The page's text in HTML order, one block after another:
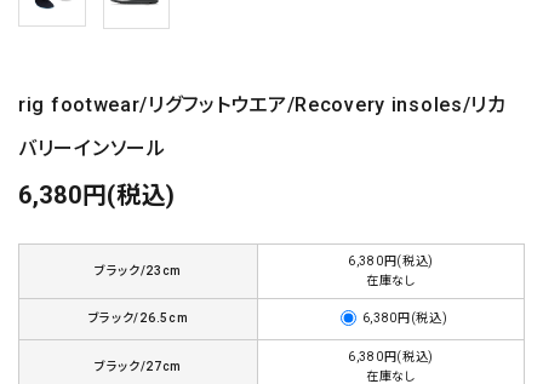
rig footwear/リグフットウエア/Recovery insoles/リカ
バリーインソール
6,380円(税込)
ブラック/23cm
6,380円(税込)
在庫なし
ブラック/26.5cm 6,380円(税込)
ブラック/27cm
6,380円(税込)
在庫なし